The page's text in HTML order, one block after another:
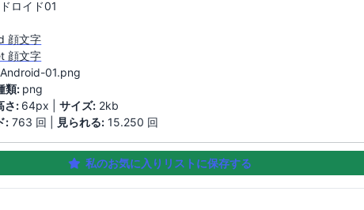
ロイド01
顔文字
顔文字
Android-01.png
類: png
さ: 64px |サイズ: 2kb
: 763 回 | 見られる: 15.250 回
私のお気に入りリストに保存する